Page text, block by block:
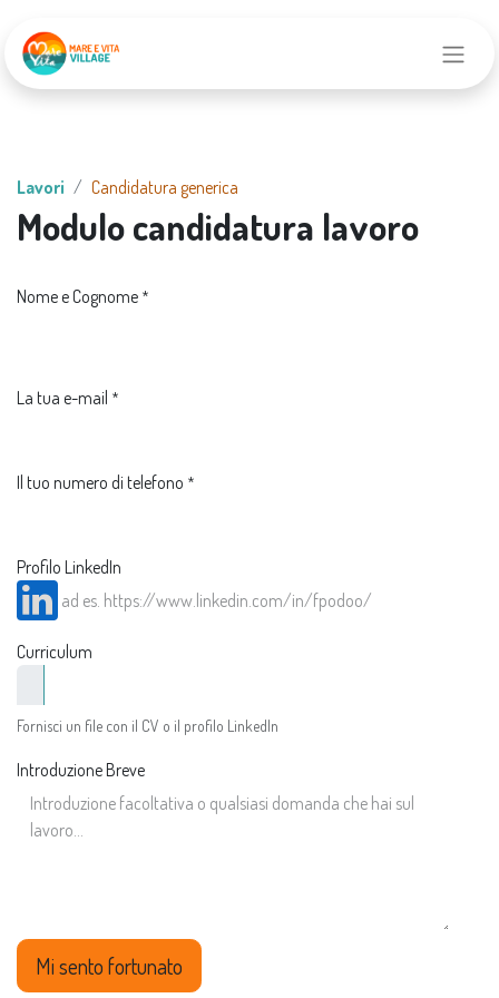
Lavori Candidatura generica
Modulo candidatura lavoro
Nome e Cognome *
La tua e-mail *
Il tuo numero di telefono *
Profilo LinkedIn
Curriculum
Fornisci un file con il CV o il profilo LinkedIn
Introduzione Breve
Mi sento fortunato